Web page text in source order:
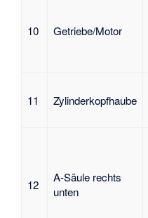
10 Getriebe/Motor
11 Zylinderkopfhaube
12
A-Säule rechts
unten